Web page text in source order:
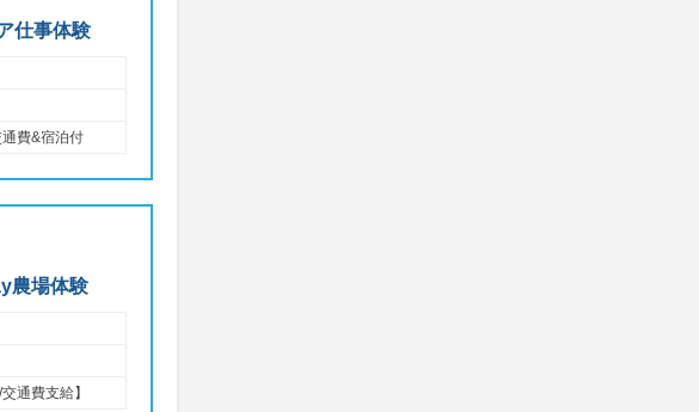
仕事体験
通費&宿泊付
農場体験
通費支給】